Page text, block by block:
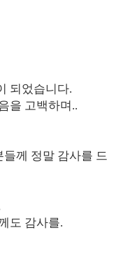
되었습니다.
을 고백하며..
께 정말 감사를 드
도 감사를.